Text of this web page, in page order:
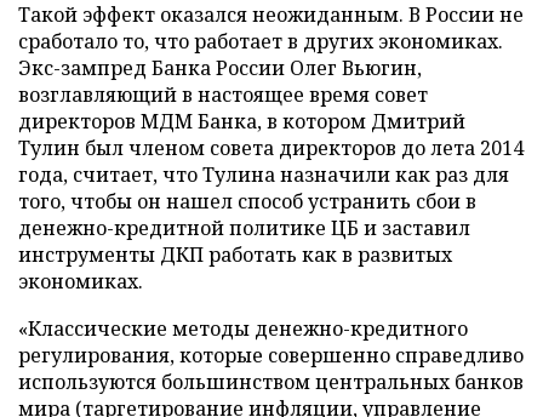
Такой эффект оказался неожиданным. В России не
сработало то, что работает в других экономиках.
Экс-зампред Банка России Олег Вьюгин,
возглавляющий в настоящее время совет
директоров МДМ Банка, в котором Дмитрий
Тулин был членом совета директоров до лета 2014
года, считает, что Тулина назначили как раз для
того, чтобы он нашел способ устранить сбои в
денежно-кредитной политике ЦБ и заставил
инструменты ДКП работать как в развитых
экономиках.
«Классические методы денежно-кредитного
регулирования, которые совершенно справедливо
используются большинством центральных банков
мира (таргетирование инфляции, управление